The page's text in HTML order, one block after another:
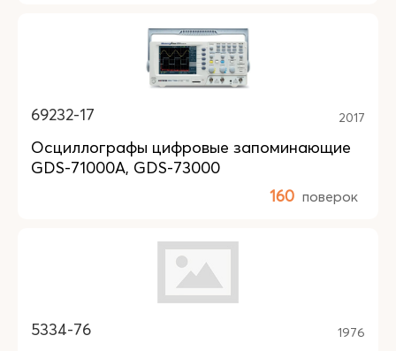
69232-17 2017
Осциллографы цифровые запоминающие
GDS-71000A, GDS-73000
160 поверок
5334-76 1976